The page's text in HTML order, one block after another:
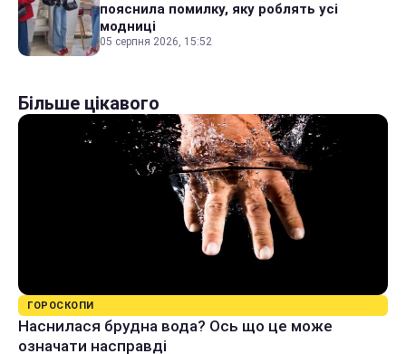
пояснила помилку, яку роблять усі
модниці
05 серпня 2026, 15:52
Більше цікавого
ГОРОСКОПИ
Наснилася брудна вода? Ось що це може
означати насправді